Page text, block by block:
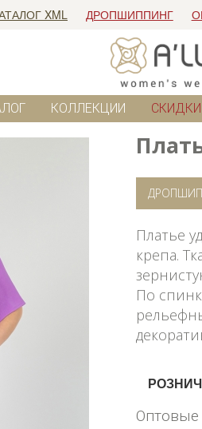
XML ДРОПШИППИНГ
КОЛЛЕКЦИИ СКИДКИ
Платье
крепа.
По